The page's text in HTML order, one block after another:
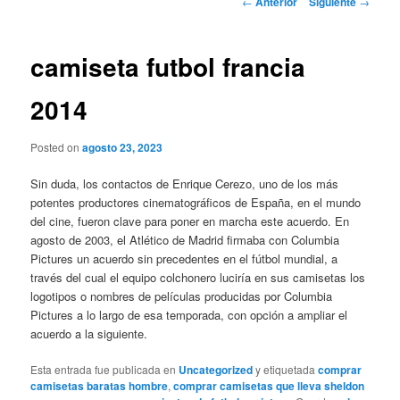
camiseta futbol francia
2014
Posted onagosto 23, 2023
Sin duda, los contactos de Enrique Cerezo, uno de los más
potentes productores cinematográficos de España, en el mundo
del cine, fueron clave para poner en marcha este acuerdo. En
agosto de 2003, el Atlético de Madrid firmaba con Columbia
Pictures un acuerdo sin precedentes en el fútbol mundial, a
través del cual el equipo colchonero luciría en sus camisetas los
logotipos o nombres de películas producidas por Columbia
Pictures a lo largo de esa temporada, con opción a ampliar el
acuerdo a la siguiente.
Esta entrada fue publicada en Uncategorizedy etiquetadacomprar
camisetas baratas hombre,comprar camisetas que lleva sheldon